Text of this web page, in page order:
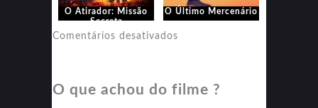
O Atirador: Missão
Secreta
O Último Mercenário
Comentários desativados
Mercenário
O que achou do filme ?